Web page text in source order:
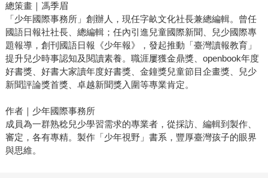
總策畫｜馮季眉
「少年國際事務所」創辦人，現任字畝文化社長兼總編輯。曾任
國語日報社社長、總編輯；任內引進兒童國際新聞、兒少國際專
題報導，創刊國語日報《少年報》，發起推動「臺灣讀報教育」
提升兒少時事認知及閱讀素養。職涯屢獲金鼎獎、openbook年度
好書獎、好書大家讀年度好書獎、金鐘獎兒童節目企畫獎、兒少
新聞評論獎首獎、卓越新聞獎入圍等專業肯定。
作者｜少年國際事務所
成員為一群熟稔兒少學習需求的專業者，從採訪、編輯到製作、
審定，各有專精。製作「少年視野」書系，豐厚臺灣孩子的眼界
與思維。